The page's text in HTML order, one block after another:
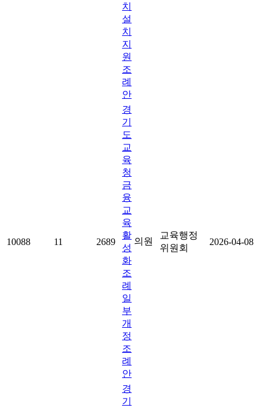
치
설
치
지
원
조
례
안
10088 11 2689
경
기
도
교
육
청
금
융
교
육
활
성
화
조
례
일
부
개
정
조
례
안
의원
교육행정
위원회
2026-04-08
경
기